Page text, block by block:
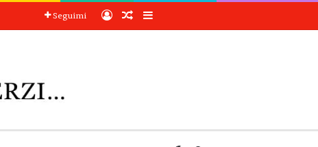
Seguimi AccediArticoli a sorpresa
Barra laterale